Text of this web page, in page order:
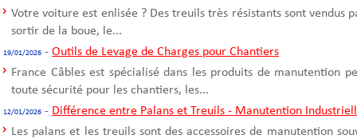
Votre voiture est enlisée ? Des treuils très résistants sont vendus
sortir de la boue, le...
19/01/2026 - Outils de Levage de Charges pour Chantiers
France Câbles est spécialisé dans les produits de manutention
toute sécurité pour les chantiers, les...
12/01/2026 - Différence entre Palans et Treuils - Manutention
Les palans et les treuils sont des accessoires de manutention